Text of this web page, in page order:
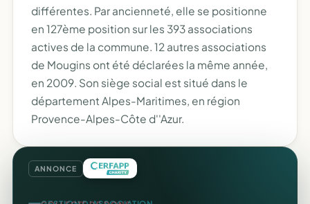
différentes. Par ancienneté, elle se positionne
en 127ème position sur les 393 associations
actives de la commune. 12 autres associations
de Mougins ont été déclarées la même année,
en 2009. Son siège social est situé dans le
département Alpes-Maritimes, en région
Provence-Alpes-Côte d''Azur.
ANNONCE
COLLECTE DE DONS